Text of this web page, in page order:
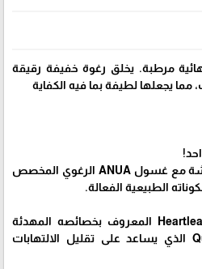
مرطبة. يخلق رغوة خفيفة رقيقة
يجعلها لطيفة بما فيه الكفاية
احصلي على بشرة نقية ومنتعشة مع غسول ANUA الرغوي المخصص
الطبيعية الفعالة.
يحتوي على مستخلص نبات Heartleaf المعروف بخصائصه المهدئة
للبشرة، إلى جانب Quercetinol الذي يساعد على تقليل الالتهابات